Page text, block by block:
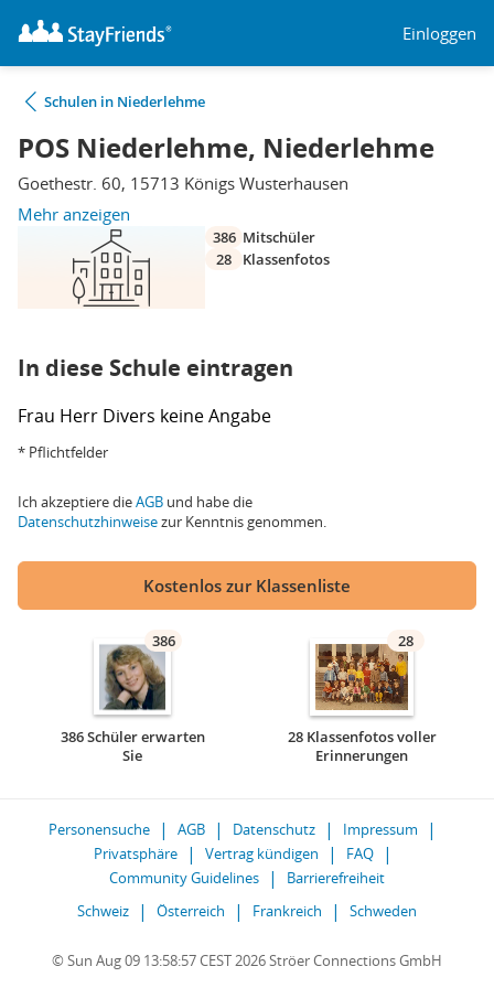
Einloggen
Schulen in Niederlehme
POS Niederlehme, Niederlehme
Goethestr. 60, 15713 Königs Wusterhausen
Mehr anzeigen
386 Mitschüler
28
Klassenfotos
In diese Schule eintragen
Frau Herr Divers keine Angabe
* Pflichtfelder
Ich akzeptiere dieAGB und habe die
Datenschutzhinweisezur Kenntnis genommen.
Kostenlos zur Klassenliste
386
386 Schüler erwarten
Sie
28
28 Klassenfotos voller
Erinnerungen
Personensuche AGB Datenschutz
Impressum
Privatsphäre
Vertrag kündigen
FAQ
Community Guidelines
Barrierefreiheit
Schweiz
Österreich Frankreich Schweden
© Sun Aug 09 13:58:57 CEST 2026 Ströer Connections GmbH